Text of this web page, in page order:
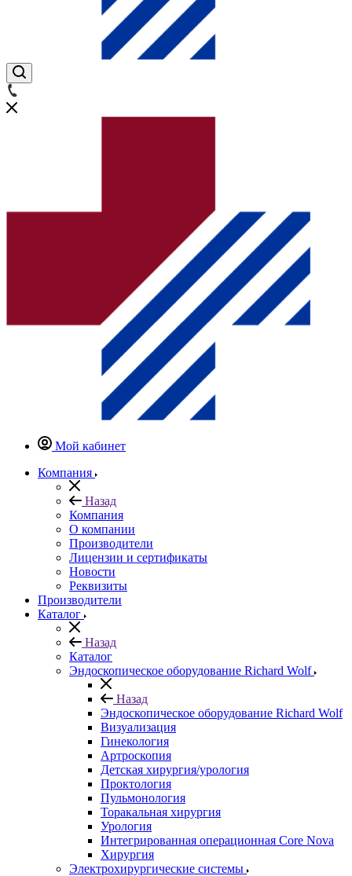
Мой кабинет
Компания
Назад
Компания
О компании
Производители
Лицензии и сертификаты
Новости
Реквизиты
Производители
Каталог
Назад
Каталог
Эндоскопическое оборудование Richard Wolf
Назад
Эндоскопическое оборудование Richard Wolf
Визуализация
Гинекология
Артроскопия
Детская хирургия/урология
Проктология
Пульмонология
Торакальная хирургия
Урология
Интегрированная операционная Core Nova
Хирургия
Электрохирургические системы